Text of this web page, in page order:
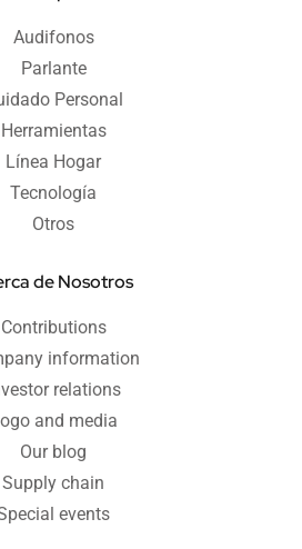
Audifonos
Parlante
Personal
Herramientas
Línea Hogar
Tecnología
Otros
de Nosotros
Contributions
information
relations
and media
Our blog
Supply chain
events